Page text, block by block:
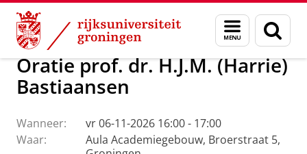
Skip
Content
Skip
Navigation
Menu
en
zoeken
Over ons Actueel Evenementen Oraties
Oratie prof. dr. H.J.M. (Harrie)
Bastiaansen
Wanneer:
vr 06-11-2026 16:00 - 17:00
Waar:
Aula Academiegebouw, Broerstraat 5,